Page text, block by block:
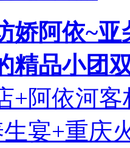
娇阿依~
精品小团
+阿依河
宴+重庆